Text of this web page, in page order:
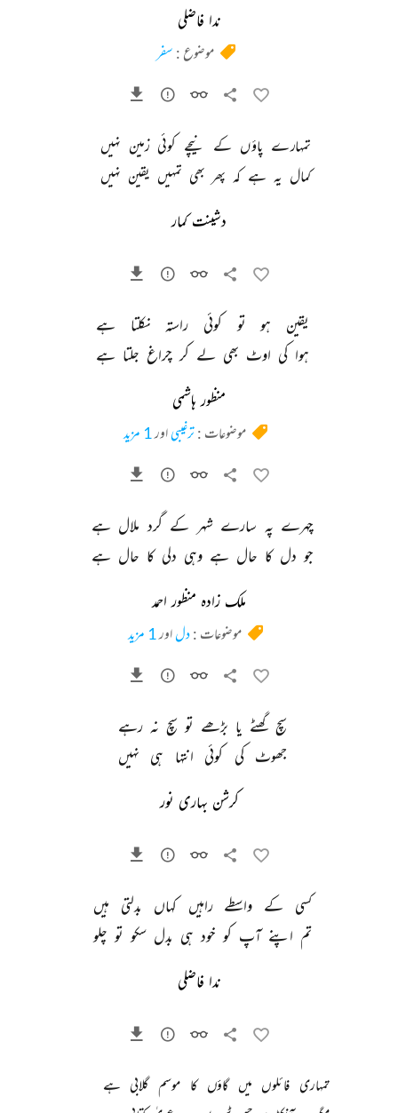
ندا فاضلی
موضوع : سفر
تمہارے پاؤں کے نیچے کوئی زمین نہیں
کمال یہ ہے کہ پھر بھی تمہیں یقین نہیں
دشینت کمار
یقین ہو تو کوئی راستہ نکلتا
ہے
ہوا کی اوٹ بھی لے کر چراغ جلتا ہے
منظور ہاشمی
موضوعات :ترغیبیاور1 مزید
چہرے پہ سارے شہر کے گرد ملال ہے
جو دل کا حال ہے وہی دلی کا حال ہے
ملک زادہ منظور احمد
موضوعات :دلاور1 مزید
سچ گھٹے یا بڑھے تو سچ نہ رہے
جھوٹ کی کوئی انتہا ہی نہیں
کرشن بہاری نور
کسی کے واسطے راہیں کہاں بدلتی
ہیں
تم اپنے آپ کو خود ہی بدل سکو تو چلو
ندا فاضلی
تمہاری فائلوں میں گاؤں کا موسم گلابی ہے